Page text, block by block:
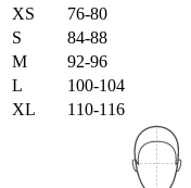
XS
76-80
S
84-88
M
92-96
L
100-104
XL
110-116